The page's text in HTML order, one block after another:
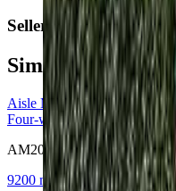
Seller
Similar offers
Aisle Master
Four-way truck Electric
AM20WHE
9200 mm|2000 kg|2018